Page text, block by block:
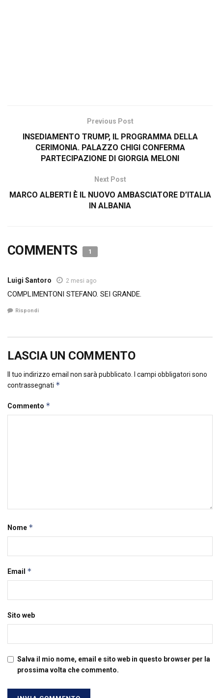
Previous Post
INSEDIAMENTO TRUMP, IL PROGRAMMA DELLA
CERIMONIA. PALAZZO CHIGI CONFERMA
PARTECIPAZIONE DI GIORGIA MELONI
Next Post
MARCO ALBERTI È IL NUOVO AMBASCIATORE D’ITALIA
IN ALBANIA
COMMENTS 1
Luigi Santoro 2 mesi ago
COMPLIMENTONI STEFANO. SEI GRANDE.
Rispondi
LASCIA UN COMMENTO
Il tuo indirizzo email non sarà pubblicato.
I campi obbligatori sono
contrassegnati *
Commento *
Nome *
Email *
Sito web
Salva il mio nome, email e sito web in questo browser per la
prossima volta che commento.